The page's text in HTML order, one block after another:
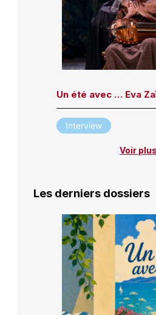
Un été avec … Eva
Interview
Voir plus
Les derniers dossiers